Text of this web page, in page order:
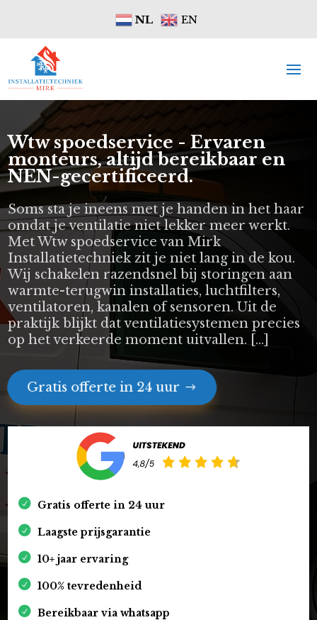
NL EN
Wtw spoedservice - Ervaren
monteurs, altijd bereikbaar en
NEN-gecertificeerd.
Soms sta je ineens met je handen in het haar
omdat je ventilatie niet lekker meer werkt.
Met Wtw spoedservice van Mirk
Installatietechniek zit je niet lang in de kou.
Wij schakelen razendsnel bij storingen aan
warmte-terugwin installaties, luchtfilters,
ventilatoren, kanalen of sensoren. Uit de
praktijk blijkt dat ventilatiesystemen precies
op het verkeerde moment uitvallen. […]
Gratis offerte in 24 uur
Gratis offerte in 24 uur
Laagste prijsgarantie
10+ jaar ervaring
100% tevredenheid
Bereikbaar via whatsapp